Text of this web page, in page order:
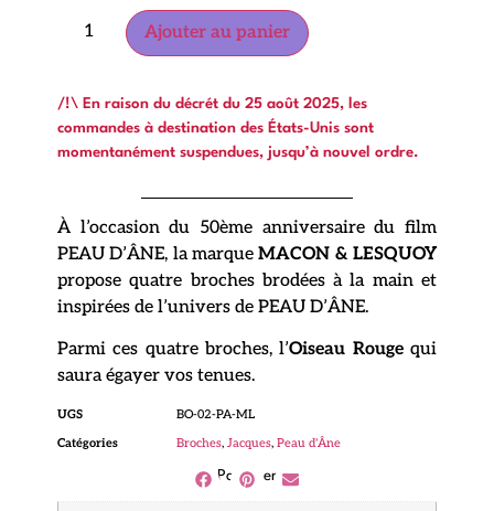
Ajouter au panier
/!\ En raison du décrét du 25 août 2025, les
commandes à destination des États-Unis sont
momentanément suspendues, jusqu’à nouvel ordre.
À l’occasion du 50ème anniversaire du film
PEAU D’ÂNE, la marqueMACON & LESQUOY
propose quatre broches brodées à la main et
inspirées de l’univers de PEAU D’ÂNE.
Parmi ces quatre broches, l’Oiseau Rougequi
saura égayer vos tenues.
UGS
BO-02-PA-ML
Catégories
Broches, Jacques, Peau d'Âne
Partager